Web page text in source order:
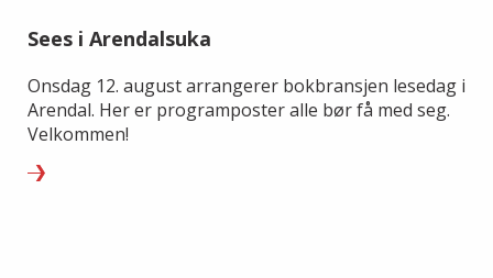
Sees i Arendalsuka
Onsdag 12. august arrangerer bokbransjen lesedag i
Arendal. Her er programposter alle bør få med seg.
Velkommen!